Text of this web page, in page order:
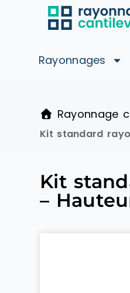
Rayonnages
Rayonnage
Kit standard
Kit
–